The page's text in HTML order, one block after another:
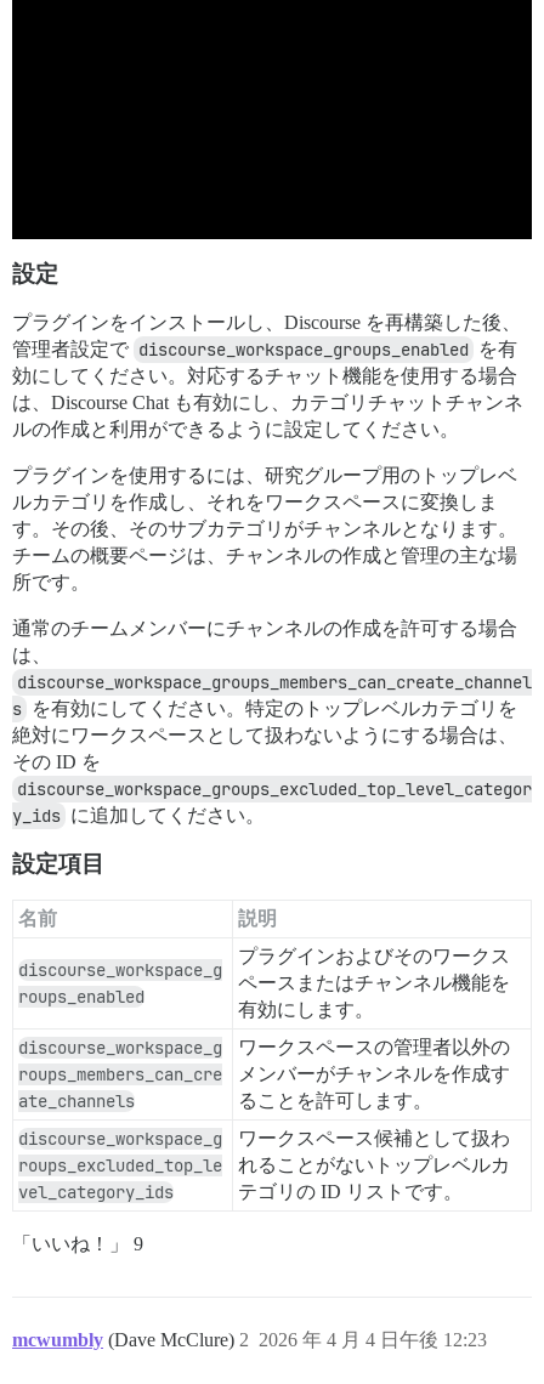
設定
プラグインをインストールし、Discourse を再構築した後、
管理者設定で discourse_workspace_groups_enabled
を有
効にしてください。対応するチャット機能を使用する場合
は、Discourse Chat も有効にし、カテゴリチャットチャンネ
ルの作成と利用ができるように設定してください。
プラグインを使用するには、研究グループ用のトップレベ
ルカテゴリを作成し、それをワークスペースに変換しま
す。その後、そのサブカテゴリがチャンネルとなります。
チームの概要ページは、チャンネルの作成と管理の主な場
所です。
通常のチームメンバーにチャンネルの作成を許可する場合
は、
discourse_workspace_groups_members_can_create_channel
s を有効にしてください。特定のトップレベルカテゴリを
絶対にワークスペースとして扱わないようにする場合は、
その ID を
discourse_workspace_groups_excluded_top_level_categor
y_ids に追加してください。
設定項目
名前 説明
discourse_workspace_g
roups_enabled
プラグインおよびそのワークス
ペースまたはチャンネル機能を
有効にします。
discourse_workspace_g
roups_members_can_cre
ate_channels
ワークスペースの管理者以外の
メンバーがチャンネルを作成す
ることを許可します。
discourse_workspace_g
roups_excluded_top_le
vel_category_ids
ワークスペース候補として扱わ
れることがないトップレベルカ
テゴリの ID リストです。
「いいね！」 9
mcwumbly (Dave McClure) 2026 年 4 月 4 日午後 12:23
2